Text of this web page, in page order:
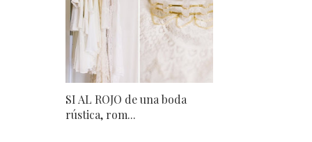
SI AL ROJO de una boda
rústica, rom...